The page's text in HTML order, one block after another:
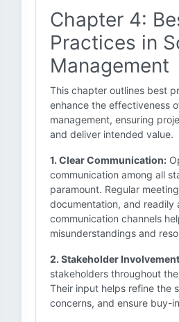
Chapter 4:
Practices in
Management
This chapter outlines best
enhance the effectiveness
management, ensuring
and deliver intended value.
1. Clear Communication:
communication among all
paramount. Regular
documentation, and readily
communication channels
misunderstandings and
2. Stakeholder
stakeholders throughout
Their input helps refine the
concerns, and ensure buy-